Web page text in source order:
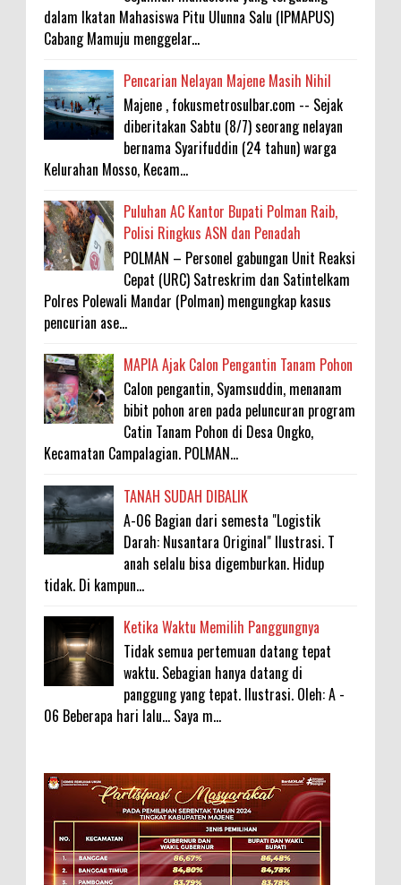
dalam Ikatan Mahasiswa Pitu Ulunna Salu (IPMAPUS)
Cabang Mamuju menggelar...
Pencarian Nelayan Majene Masih Nihil
Majene , fokusmetrosulbar.com -- Sejak
diberitakan Sabtu (8/7) seorang nelayan
bernama Syarifuddin (24 tahun) warga
Kelurahan Mosso, Kecam...
Puluhan AC Kantor Bupati Polman Raib,
Polisi Ringkus ASN dan Penadah
POLMAN – Personel gabungan Unit Reaksi
Cepat (URC) Satreskrim dan Satintelkam
Polres Polewali Mandar (Polman) mengungkap kasus
pencurian ase...
MAPIA Ajak Calon Pengantin Tanam Pohon
Calon pengantin, Syamsuddin, menanam
bibit pohon aren pada peluncuran program
Catin Tanam Pohon di Desa Ongko,
Kecamatan Campalagian. POLMAN...
TANAH SUDAH DIBALIK
A-06 Bagian dari semesta "Logistik
Darah: Nusantara Original" Ilustrasi. T
anah selalu bisa digemburkan. Hidup
tidak. Di kampun...
Ketika Waktu Memilih Panggungnya
Tidak semua pertemuan datang tepat
waktu. Sebagian hanya datang di
panggung yang tepat. Ilustrasi. Oleh: A -
06 Beberapa hari lalu... Saya m...